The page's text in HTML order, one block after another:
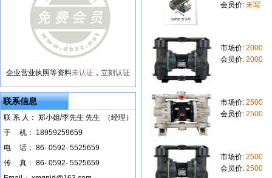
企业营业执照等资料未认证 ， 立刻认证
联系信息
联 系 人： 郑小姐/李先生 先生 （经理）
手
机： 18959259659
电
话： 86- 0592- 5525659
传
真： 86- 0592- 5525659
会员价: 未写
市场价: 2000
会员价: 2000
市场价: 2500
会员价: 2500
市场价: 2500
会员价: 2500